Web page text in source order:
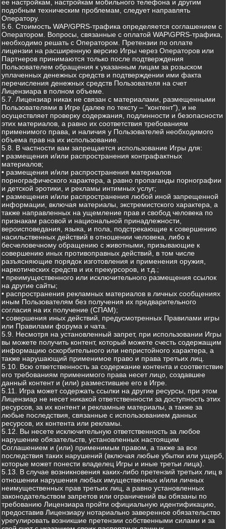
ее настройкам, настройкам мобильного телефона и другим
подобным техническим проблемам, следует направлять
Оператору.
5.6. Стоимость WAP/GPRS-трафика определяется соглашением с
Оператором. Вопросы, связанные с оплатой WAP\GPRS-трафика,
необходимо решать с Оператором. Претензии по оплате
лицензии на расширенную версию Игры через Операторов или
Партнеров принимаются только после подтверждения
Пользователем обращения к указанным лицам за розыском
уплаченных денежных средств и подтверждении ими факта
перечисления денежных средств Пользователя на счет
Лицензиара в полном объеме.
5.7. Лицензиар никак не связан с материалами, размещенными
Пользователями в Игре (далее по тексту – "контент"), и не
осуществляет проверку содержания, подлинности и безопасности
этих материалов, а равно их соответствия требованиям
применимого права, и наличия у Пользователей необходимого
объема прав на их использование.
5.8. В частности вам запрещается использование Игры для:
• размещения и/или распространения контрафактных
материалов;
• размещения и/или распространения материалов
порнографического характера, а равно пропаганды порнографии
и детской эротики, и рекламы интимных услуг;
• размещения и/или распространения любой иной запрещенной
информации, включая материалы, экстремистского характера, а
также направленных на ущемление прав и свобод человека по
признакам расовой и национальной принадлежности,
вероисповедания, языка, и пола, подстрекающие к совершению
насильственных действий в отношении человека, либо к
бесчеловечному обращению с животными, призывающие к
совершению иных противоправных действий, в том числе
разъясняющие порядок изготовления и применения оружия,
наркотических средств и их прекурсоров, и т.д.;
• преимущественного или исключительного размещения ссылок
на другие сайты;
• распространения рекламных материалов в личных сообщениях
иным Пользователям без получения их предварительного
согласия на их получение (СПАМ);
• совершения иных действий, предусмотренных Правилами игры
или Правилами форума и чата.
5.9. Несмотря на установленный запрет, при использовании Игры
вы можете получить контент, который можете счесть содержащим
информацию оскорбительного или непристойного характера, а
также нарушающий применимое право и права третьих лиц.
5.10. Всю ответственность за содержание контента и соответствие
его требованиям применимого права несет лицо, создавшее
данный контент и (или) разместившее его в Игре.
5.11. Игра может содержать ссылки на другие ресурсы, при этом
Лицензиар не несет никакой ответственности за доступность этих
ресурсов, за их контент и рекламные материалы, а также за
любые последствия, связанные с использованием данных
ресурсов, их контента или рекламы.
5.12. Вы несете исключительную ответственность за любое
нарушение обязательств, установленных настоящим
Соглашением и (или) применимым правом, а также за все
последствия таких нарушений (включая любые убытки или ущерб,
которые может понести владелец Игры и иные третьи лица).
5.13. В случае возникновения каких-либо претензий третьих лиц в
отношении нарушения любых имущественных и/или личных
неимущественных прав третьих лиц, а равно установленных
законодательством запретов или ограничений вы обязаны по
требованию Лицензиара пройти официальную идентификацию,
предоставив Лицензиару нотариально заверенное обязательство
урегулировать возникшие претензии собственными силами и за